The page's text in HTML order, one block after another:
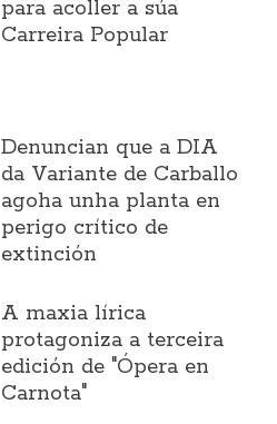
para acoller a súa
Carreira Popular
Denuncian que a DIA
da Variante de Carballo
agoha unha planta en
perigo crítico de
extinción
A maxia lírica
protagoniza a terceira
edición de "Ópera en
Carnota"